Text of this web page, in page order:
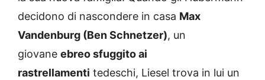
decidono di nascondere in casa Max
Vandenburg (Ben Schnetzer), un
giovane ebreo sfuggito ai
rastrellamenti tedeschi, Liesel trova in lui un